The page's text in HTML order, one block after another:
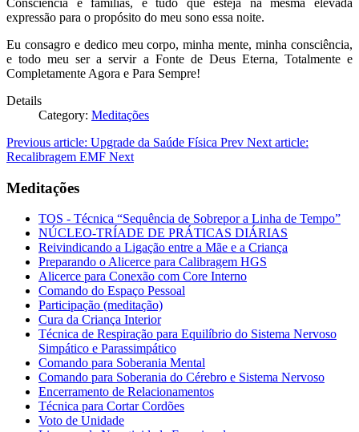
expressão para o propósito do meu sono essa noite.
Eu consagro e dedico meu corpo, minha mente, minha consciência,
e todo meu ser a servir a Fonte de Deus Eterna, Totalmente e
Completamente Agora e Para Sempre!
Details
Category: Meditações
Previous article: Upgrade da Saúde Física Prev Next article:
Recalibragem EMF Next
Meditações
TOS - Técnica “Sequência de Sobrepor a Linha de Tempo”
NÚCLEO-TRÍADE DE PRÁTICAS DIÁRIAS
Reivindicando a Ligação entre a Mãe e a Criança
Preparando o Alicerce para Calibragem HGS
Alicerce para Conexão com Core Interno
Comando do Espaço Pessoal
Participação (meditação)
Cura da Criança Interior
Técnica de Respiração para Equilíbrio do Sistema Nervoso
Simpático e Parassimpático
Comando para Soberania Mental
Comando para Soberania do Cérebro e Sistema Nervoso
Encerramento de Relacionamentos
Técnica para Cortar Cordões
Voto de Unidade